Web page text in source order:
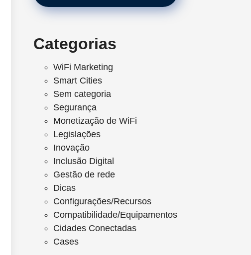
Categorias
WiFi Marketing
Smart Cities
Sem categoria
Segurança
Monetização de WiFi
Legislações
Inovação
Inclusão Digital
Gestão de rede
Dicas
Configurações/Recursos
Compatibilidade/Equipamentos
Cidades Conectadas
Cases